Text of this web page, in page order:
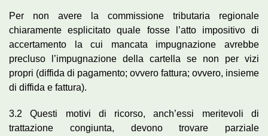
Per non avere la commissione tributaria regionale
chiaramente esplicitato quale fosse l’atto impositivo di
accertamento la cui mancata impugnazione avrebbe
precluso l’impugnazione della cartella se non per vizi
propri (diffida di pagamento; ovvero fattura; ovvero, insieme
di diffida e fattura).
3.2 Questi motivi di ricorso, anch’essi meritevoli di
trattazione congiunta, devono trovare parziale